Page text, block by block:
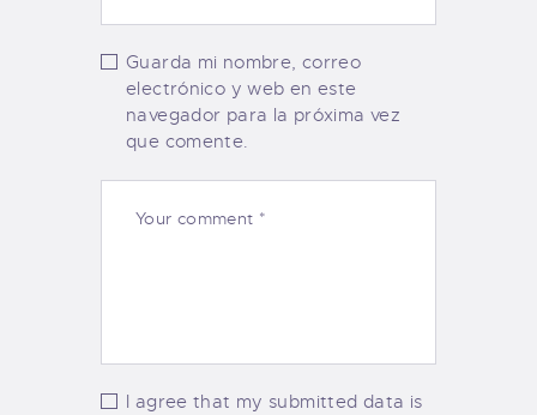
Guarda mi nombre, correo
electrónico y web en este
navegador para la próxima vez
que comente.
I agree that my submitted data is